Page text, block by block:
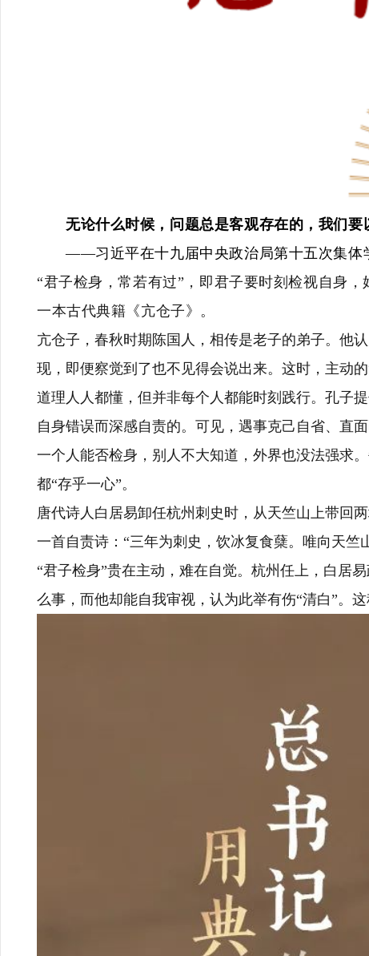
无论什么时候，问题总是客观存在的，我们
——习近平在十九届中央政治局第十五次集体
“君子检身，常若有过”，即君子要时刻检视自身
一本古代典籍《亢仓子》。
亢仓子，春秋时期陈国人，相传是老子的弟子。他
现，即便察觉到了也不见得会说出来。这时，主动的
道理人人都懂，但并非每个人都能时刻践行。孔子
自身错误而深感自责的。可见，遇事克己自省、直面
一个人能否检身，别人不大知道，外界也没法强求
都“存乎一心”。
唐代诗人白居易卸任杭州刺史时，从天竺山上带回
一首自责诗：“三年为刺史，饮冰复食蘖。唯向天
“君子检身”贵在主动，难在自觉。杭州任上，白居
么事，而他却能自我审视，认为此举有伤“清白”。